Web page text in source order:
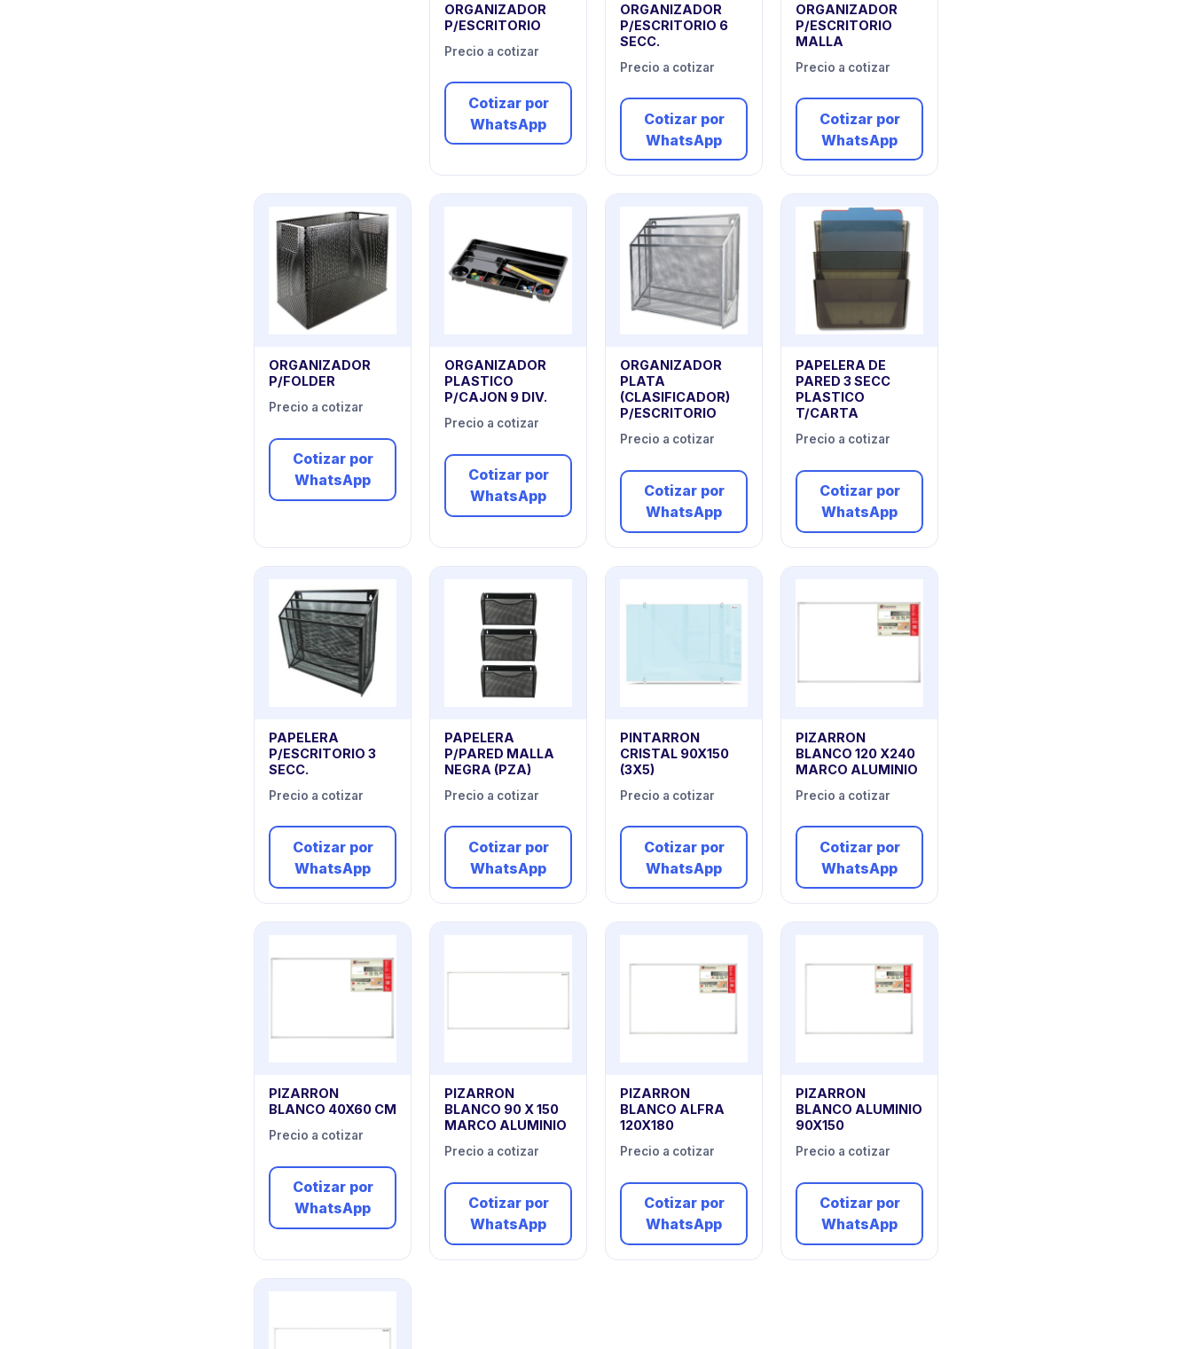
ORGANIZADOR
P/ESCRITORIO
Precio a cotizar
Cotizar por
WhatsApp
ORGANIZADOR
P/ESCRITORIO 6
SECC.
Precio a cotizar
Cotizar por
WhatsApp
ORGANIZADOR
P/ESCRITORIO
MALLA
Precio a cotizar
Cotizar por
WhatsApp
ORGANIZADOR
P/FOLDER
Precio a cotizar
Cotizar por
WhatsApp
ORGANIZADOR
PLASTICO
P/CAJON 9 DIV.
Precio a cotizar
Cotizar por
WhatsApp
ORGANIZADOR
PLATA
(CLASIFICADOR)
P/ESCRITORIO
Precio a cotizar
Cotizar por
WhatsApp
PAPELERA DE
PARED 3 SECC
PLASTICO
T/CARTA
Precio a cotizar
Cotizar por
WhatsApp
PAPELERA
P/ESCRITORIO 3
SECC.
Precio a cotizar
Cotizar por
WhatsApp
PAPELERA
P/PARED MALLA
NEGRA (PZA)
Precio a cotizar
Cotizar por
WhatsApp
PINTARRON
CRISTAL 90X150
(3X5)
Precio a cotizar
Cotizar por
WhatsApp
PIZARRON
BLANCO 120 X240
MARCO ALUMINIO
Precio a cotizar
Cotizar por
WhatsApp
PIZARRON
BLANCO 40X60 CM
Precio a cotizar
Cotizar por
WhatsApp
PIZARRON
BLANCO 90 X 150
MARCO ALUMINIO
Precio a cotizar
Cotizar por
WhatsApp
PIZARRON
BLANCO ALFRA
120X180
Precio a cotizar
Cotizar por
WhatsApp
PIZARRON
BLANCO ALUMINIO
90X150
Precio a cotizar
Cotizar por
WhatsApp